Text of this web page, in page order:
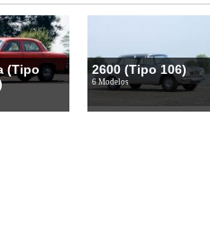
(Tipo
2600 (Tipo 106)
6 Modelos